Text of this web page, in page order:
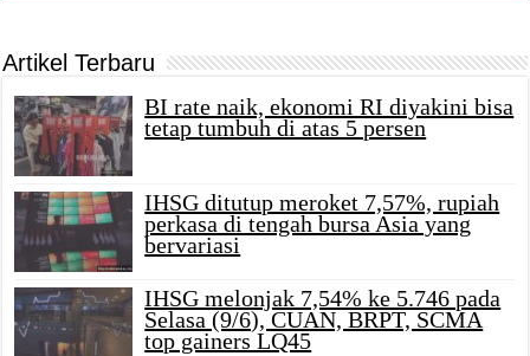
Artikel Terbaru
BI rate naik, ekonomi RI diyakini bisa
tetap tumbuh di atas 5 persen
IHSG ditutup meroket 7,57%, rupiah
perkasa di tengah bursa Asia yang
bervariasi
IHSG melonjak 7,54% ke 5.746 pada
Selasa (9/6), CUAN, BRPT, SCMA
top gainers LQ45